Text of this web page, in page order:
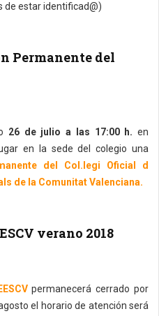
de estar identificad@)
Permanente del
26 de julio a las 17:00 h. en
en la sede del colegio una
del Col.legi Oficial d
de la Comunitat Valenciana.
verano 2018
permanecerá cerrado por
el horario de atención será